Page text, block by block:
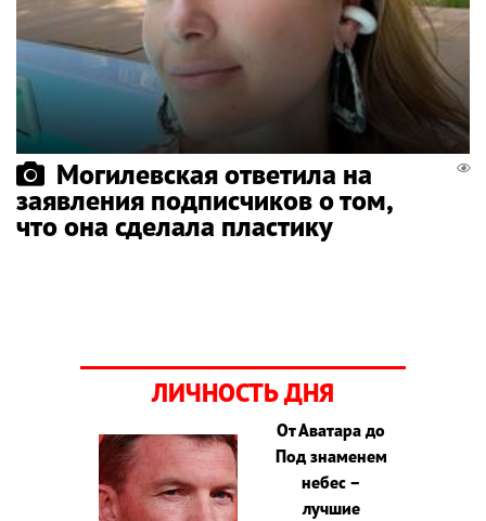
Могилевская ответила на
заявления подписчиков о том,
что она сделала пластику
ЛИЧНОСТЬ ДНЯ
От Аватара до
Под знаменем
небес –
лучшие